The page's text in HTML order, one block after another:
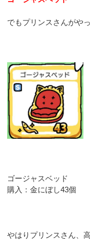
でもプリンスさんがや
ゴージャスベッド
購入：金にぼし43個
やはりプリンスさん、